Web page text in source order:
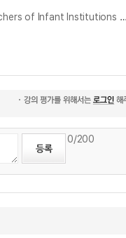
영유아기관 교사가 인식하는 원장의 서번트리더십이 교사의 조직몰입 및 자기개발 욕구에 미치는 영향 : 향유신념의 매개효과 = The Effect of the Director's Servant Leadership Perceived by
0/200